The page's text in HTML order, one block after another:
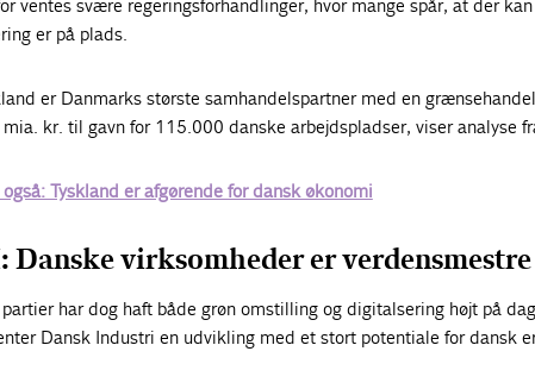
ventes svære regeringsforhandlinger, hvor mange spår, at der
er på plads.
er Danmarks største samhandelspartner med en
kr. til gavn for 115.000 danske arbejdspladser, viser analyse
Tyskland er afgørende for dansk økonomi
Danske virksomheder er verdensmestre
har dog haft både grøn omstilling og digitalsering højt på
Dansk Industri en udvikling med et stort potentiale for dansk